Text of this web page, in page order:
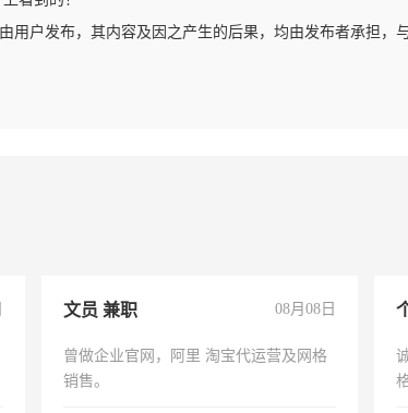
用户发布，其内容及因之产生的后果，均由发布者承担，
文员 兼职 08月08日
曾做企业官网，阿里 淘宝代运营及网格
销售。